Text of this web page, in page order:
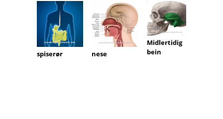
spiserør nese
Midlertidig
bein